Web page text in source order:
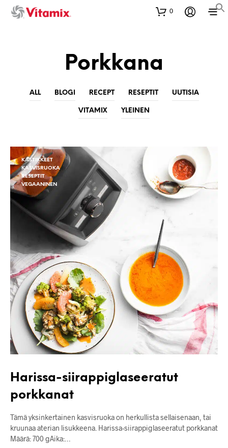
0
Porkkana
ALL BLOGI RECEPT RESEPTIT UUTISIA
VITAMIX YLEINEN
KASTIKKEET
KASVISRUOKA
RESEPTIT
VEGAANINEN
Harissa-siirappiglaseeratut
porkkanat
Tämä yksinkertainen kasvisruoka on herkullista sellaisenaan, tai
kruunaa aterian lisukkeena. Harissa-siirappiglaseeratut porkkanat
Määrä: 700 gAika:…